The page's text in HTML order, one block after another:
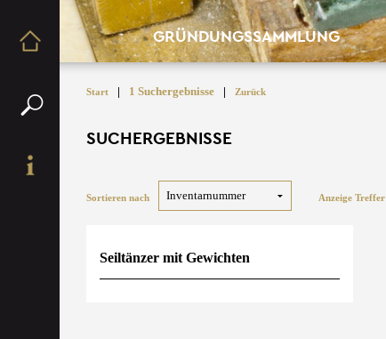
GRÜNDUNGSSAMMLUNG
Start | 1 Suchergebnisse | Zurück
SUCHERGEBNISSE
Sortieren nach Anzeige Treffer
Seiltänzer mit Gewichten